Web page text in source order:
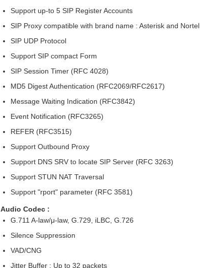
Support up-to 5 SIP Register Accounts
SIP Proxy compatible with brand name : Asterisk and Nortel
SIP UDP Protocol
Support SIP compact Form
SIP Session Timer (RFC 4028)
MD5 Digest Authentication (RFC2069/RFC2617)
Message Waiting Indication (RFC3842)
Event Notification (RFC3265)
REFER (RFC3515)
Support Outbound Proxy
Support DNS SRV to locate SIP Server (RFC 3263)
Support STUN NAT Traversal
Support "rport" parameter (RFC 3581)
Audio Codec :
G.711 A-law/μ-law, G.729, iLBC, G.726
Silence Suppression
VAD/CNG
Jitter Buffer : Up to 32 packets